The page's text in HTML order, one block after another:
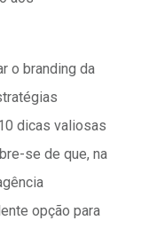
o branding da
dicas valiosas
se de que, na
opção para